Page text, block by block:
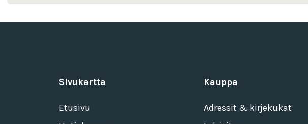
Sivukartta
Etusivu
Kauppa
Adressit & kirjekukat